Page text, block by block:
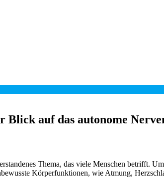
Blick auf das autonome
Thema, das viele Menschen betrifft.
Körperfunktionen, wie Atmung,